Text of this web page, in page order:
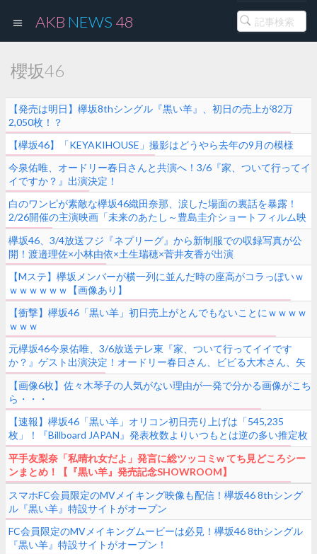
AKB NEWS 48
櫻坂46
【発売は明日】欅坂8thシングル『黒い羊』、初日の売上が82万
2,050枚！？
【欅坂46】「KEYAKIHOUSE」撮影はどうやら去年の9月の模様
今泉佑唯、オードリー春日さんと共演へ！3/6『家、ついて行ってイ
イですか？』出演決定！
白のワンピが素敵な欅坂46織田奈那、涙した場面の裏話を暴露！
2/26開催の主演映画「未来のあたし～豊島圭介ショートフィルム映
画祭～」舞台挨拶第2回目記事・オフショット公開中
欅坂46、3/4放送フジ『ネプリーグ』から新制服での収録写真が公
開！渡邉理佐×小林由依×土生瑞穂×菅井友香が出演
【Mステ】欅坂メンバーが横一列に並んだ時の座高がコラっぽいｗ
ｗｗｗｗｗｗ【画像あり】
【衝撃】欅坂46「黒い羊」初日売上がとんでもないことにｗｗｗｗ
ｗｗｗ
元欅坂46今泉佑唯、3/6放送テレ東『家、ついて行ってイイです
か？』ゲスト出演決定！オードリー春日さん、ビビる大木さん、矢
作兼さんらと共演！
【画像6枚】佐々木琴子の人気がない理由が一発で分かる画像がこち
ら・・・
【速報】欅坂46「黒い羊」オリコン初日売り上げは「545,235
枚」！『Billboard JAPAN』発表枚数よりいつもとは逆の多い推定枚
数に！
平手友梨奈「私晴れ女だよ」発言に総ツッコミw てち見どころシー
ンまとめ！【『黒い羊』発売記念SHOWROOM】
スマホFC会員限定のMVメイキング映像も配信！欅坂46 8thシング
ル『黒い羊』特設サイトがオープン
FC会員限定のMVメイキングムービーは必見！欅坂46 8thシングル
『黒い羊』特設サイトがオープン！